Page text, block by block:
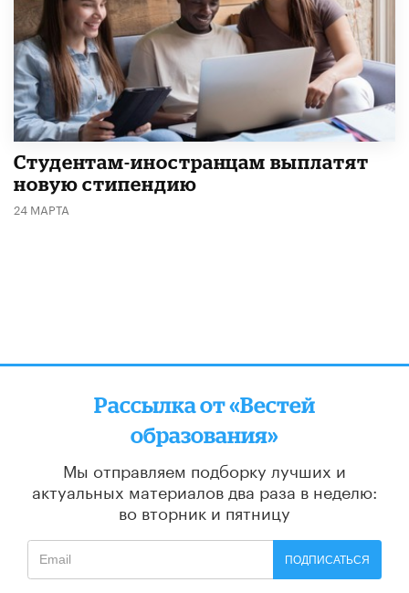
Студентам-иностранцам выплатят
новую стипендию
24 МАРТА
Рассылка от «Вестей
образования»
Мы отправляем подборку лучших и
актуальных материалов два раза в неделю:
во вторник и пятницу
ПОДПИСАТЬСЯ